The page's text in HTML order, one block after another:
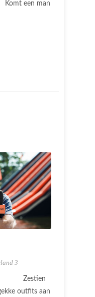
Komt een man
3
Zestien
outfits aan